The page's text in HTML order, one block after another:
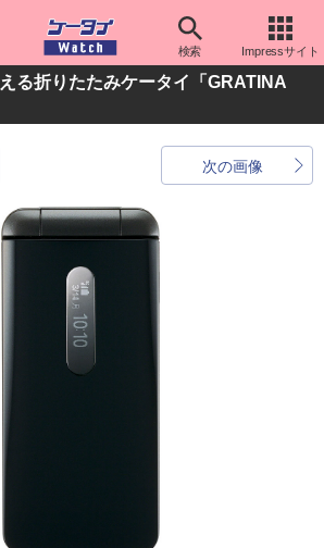
検索 Impressサイト
る折りたたみケータイ「GRATINA
次の画像